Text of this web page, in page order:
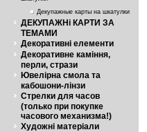
Декупажные карты на шкатулки
ДЕКУПАЖНі КАРТИ ЗА
ТЕМАМИ
Декоративні елементи
Декоративне каміння,
перли, стрази
Ювелірна смола та
кабошони-лінзи
Стрелки для часов
(только при покупке
часового механизма!)
Художні матеріали